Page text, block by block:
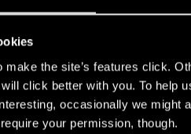
make the site’s features click.
click better with you. To help
occasionally we might
your permission, though.